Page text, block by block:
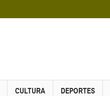
CULTURA DEPORTES